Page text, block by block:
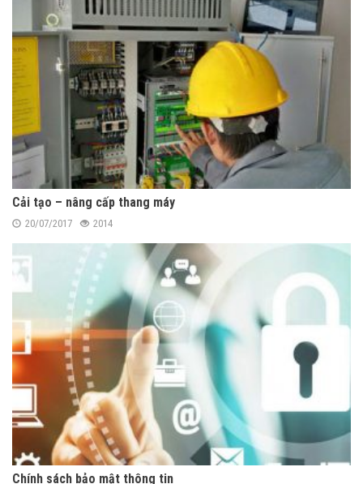
Cải tạo – nâng cấp thang máy
20/07/2017 2014
Chính sách bảo mật thông tin